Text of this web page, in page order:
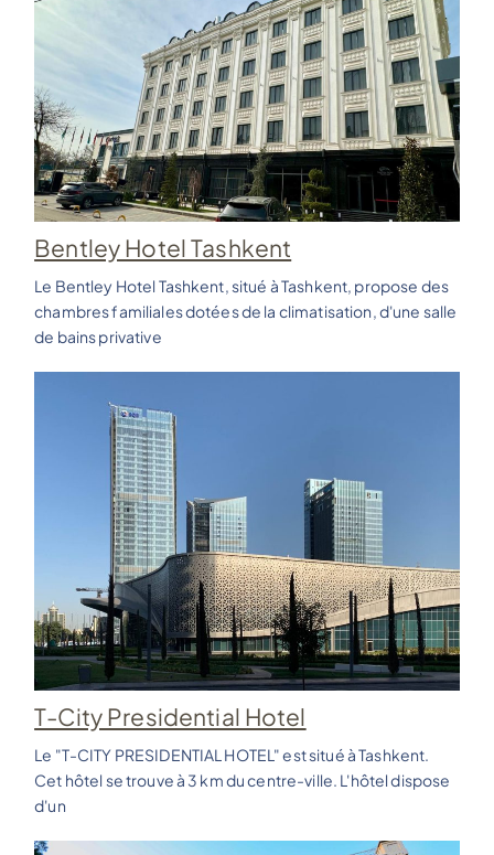
Bentley Hotel Tashkent
Le Bentley Hotel Tashkent, situé à Tashkent, propose des
chambres familiales dotées de la climatisation, d'une salle
de bains privative
T-City Presidential Hotel
Le "T-CITY PRESIDENTIAL HOTEL" est situé à Tashkent.
Cet hôtel se trouve à 3 km du centre-ville. L'hôtel dispose
d'un